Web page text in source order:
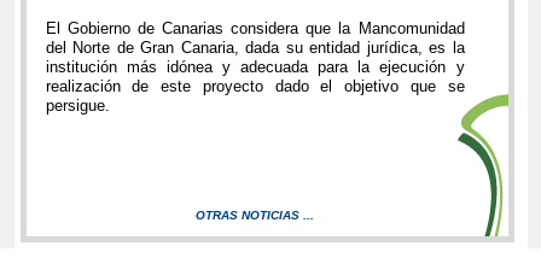
El Gobierno de Canarias considera que la Mancomunidad
del Norte de Gran Canaria, dada su entidad jurídica, es la
institución más idónea y adecuada para la ejecución y
realización de este proyecto dado el objetivo que se
persigue.
OTRAS NOTICIAS ...